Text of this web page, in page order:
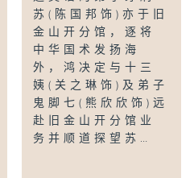
苏(陈国邦饰)亦于旧
金山开分馆，逐将
中华国术发扬海
外，鸿决定与十三
姨(关之琳饰)及弟子
鬼脚七(熊欣欣饰)远
赴旧金山开分馆业
务并顺道探望苏…